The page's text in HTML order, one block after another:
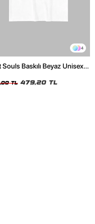
4
Souls Baskılı Beyaz Unisex
TL 479,20 TL